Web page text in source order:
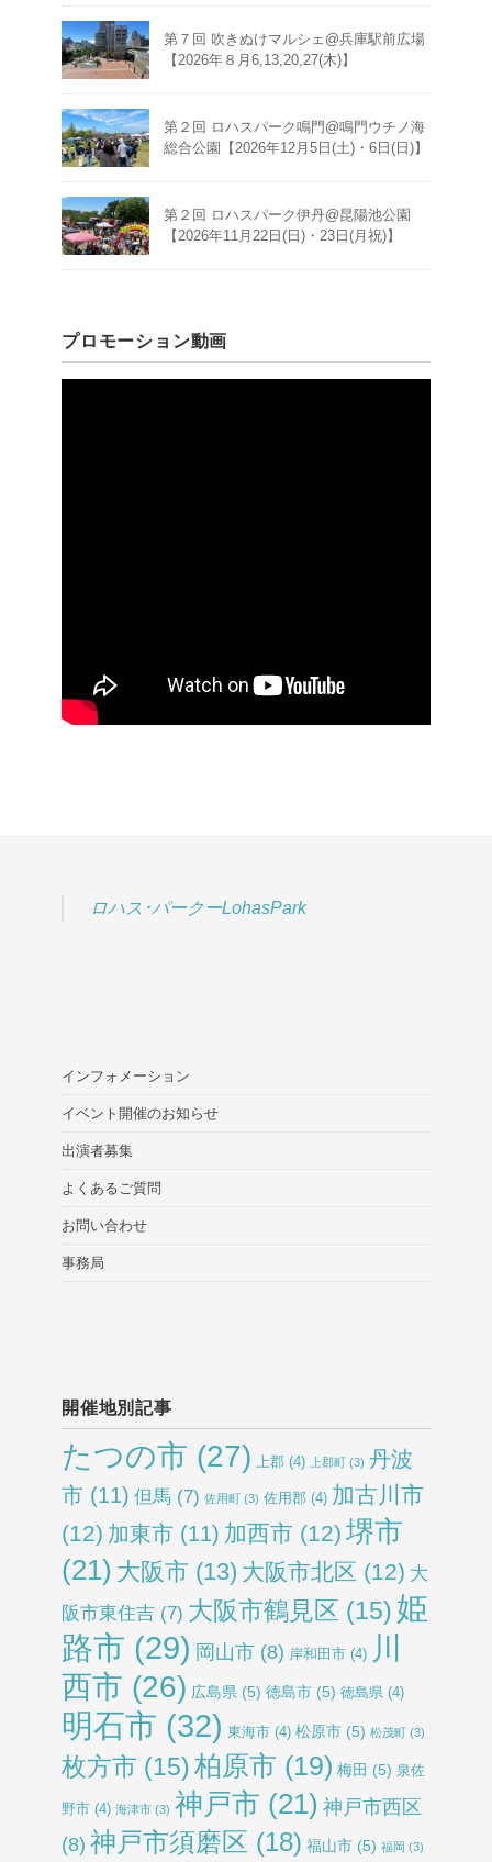
第７回 吹きぬけマルシェ@兵庫駅前広場
【2026年８月6,13,20,27(木)】
第２回 ロハスパーク鳴門@鳴門ウチノ海
総合公園【2026年12月5日(土)・6日(日)】
第２回 ロハスパーク伊丹@昆陽池公園
【2026年11月22日(日)・23日(月祝)】
プロモーション動画
ロハス･パークーLohasPark
インフォメーション
イベント開催のお知らせ
出演者募集
よくあるご質問
お問い合わせ
事務局
開催地別記事
たつの市 (27) 上郡 (4) 上郡町 (3) 丹波
市 (11) 但馬 (7) 佐用町 (3) 佐用郡 (4) 加古川市
(12) 加東市 (11) 加西市 (12) 堺市
(21) 大阪市 (13) 大阪市北区 (12) 大
阪市東住吉 (7) 大阪市鶴見区 (15) 姫
路市 (29) 岡山市 (8) 岸和田市 (4)
川
西市 (26) 広島県 (5) 徳島市 (5) 徳島県 (4)
明石市 (32) 東海市 (4) 松原市 (5) 松茂町 (3)
枚方市 (15)柏原市 (19) 梅田 (5) 泉佐
野市 (4) 海津市 (3) 神戸市 (21) 神戸市西区
(8) 神戸市須磨区 (18) 福山市 (5) 福岡 (3)